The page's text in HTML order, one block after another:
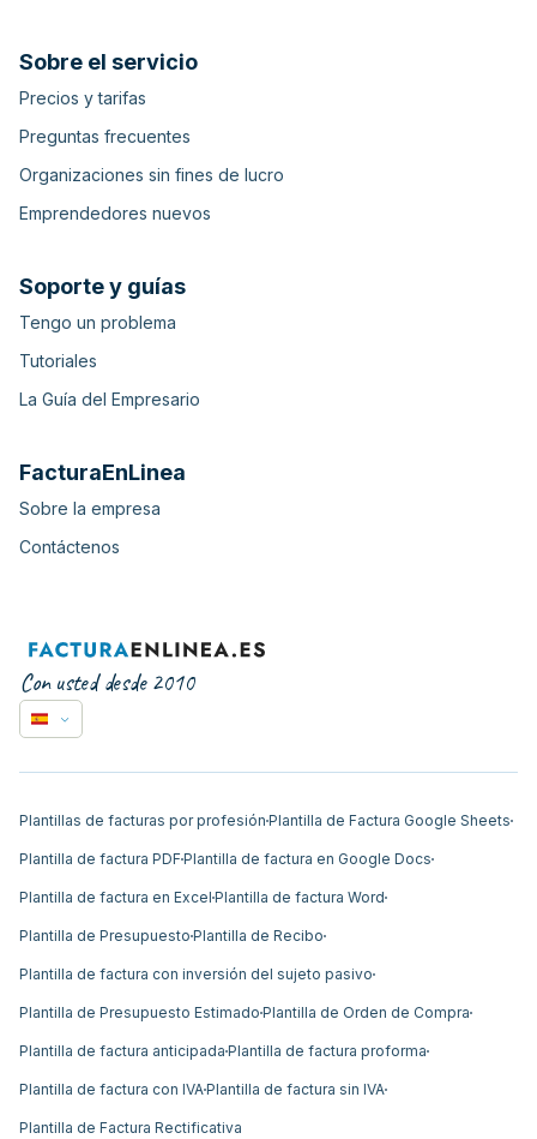
Sobre el servicio
Precios y tarifas
Preguntas frecuentes
Organizaciones sin fines de lucro
Emprendedores nuevos
Soporte y guías
Tengo un problema
Tutoriales
La Guía del Empresario
FacturaEnLinea
Sobre la empresa
Contáctenos
Con usted desde 2010
Plantillas de facturas por profesión Plantilla de Factura Google Sheets
Plantilla de factura PDF Plantilla de factura en Google Docs
Plantilla de factura en Excel Plantilla de factura Word
Plantilla de Presupuesto Plantilla de Recibo
Plantilla de factura con inversión del sujeto pasivo
Plantilla de Presupuesto Estimado Plantilla de Orden de Compra
Plantilla de factura anticipada Plantilla de factura proforma
Plantilla de factura con IVAPlantilla de factura sin IVA
Plantilla de Factura Rectificativa